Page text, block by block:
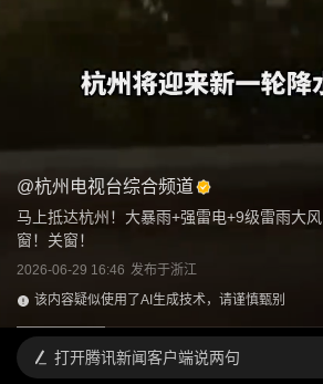
@杭州电视台综合频道
马上抵达杭州！大暴雨+强雷电+9级雷雨大
窗！关窗！
2026-06-29 16:46 发布于浙江
该内容疑似使用了AI生成技术，请谨慎甄别
打开腾讯新闻客户端说两句